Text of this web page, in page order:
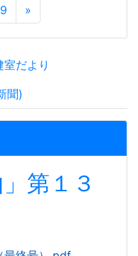
9 »
室だより
聞)
第１３